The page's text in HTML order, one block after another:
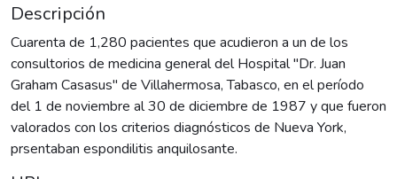
Descripción
Cuarenta de 1,280 pacientes que acudieron a un de los
consultorios de medicina general del Hospital "Dr. Juan
Graham Casasus" de Villahermosa, Tabasco, en el período
del 1 de noviembre al 30 de diciembre de 1987 y que fueron
valorados con los criterios diagnósticos de Nueva York,
prsentaban espondilitis anquilosante.